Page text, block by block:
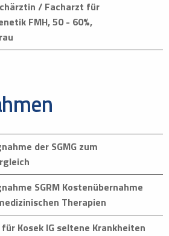
/ Facharzt für
FMH, 50 - 60%,
der SGMG zum
SGRM Kostenübernahme
Therapien
für Kosek IG seltene Krankheiten